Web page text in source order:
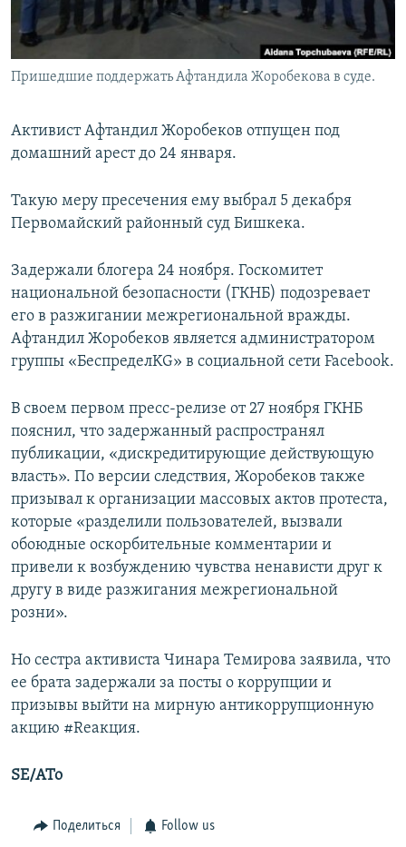
Пришедшие поддержать Афтандила Жоробекова в суде.
Активист Афтандил Жоробеков отпущен под
домашний арест до 24 января.
Такую меру пресечения ему выбрал 5 декабря
Первомайский районный суд Бишкека.
Задержали блогера 24 ноября. Госкомитет
национальной безопасности (ГКНБ) подозревает
его в разжигании межрегиональной вражды.
Афтандил Жоробеков является администратором
группы «БеспределKG» в социальной сети Facebook.
В своем первом пресс-релизе от 27 ноября ГКНБ
пояснил, что задержанный распространял
публикации, «дискредитирующие действующую
власть». По версии следствия, Жоробеков также
призывал к организации массовых актов протеста,
которые «разделили пользователей, вызвали
обоюдные оскорбительные комментарии и
привели к возбуждению чувства ненависти друг к
другу в виде разжигания межрегиональной
розни».
Но сестра активиста Чинара Темирова заявила, что
ее брата задержали за посты о коррупции и
призывы выйти на мирную антикоррупционную
акцию #Reакция.
SE/ATo
Поделиться Follow us